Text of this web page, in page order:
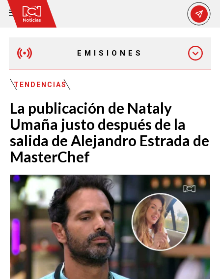
EMISIONES
EMISIÓN 12:30 PM
EMISIÓN 7:00 PM
EMISIÓN 11:30 PM
TENDENCIAS
La publicación de Nataly
Umaña justo después de la
salida de Alejandro Estrada de
MasterChef